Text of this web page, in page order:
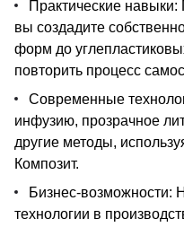
Практические навыки:
вы создадите
форм до
повторить процесс
Современные
инфузию, прозрачное
другие методы,
Композит.
Бизнес-возможности:
технологии в